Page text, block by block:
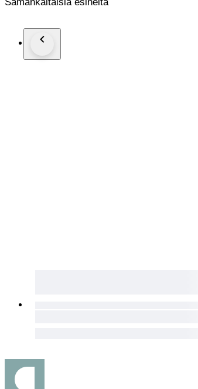
The watch has good condition dial with
Size of watch is 49.5 mm without the crown.
High is 60 mm.
Pocket watch with steel chain in very good